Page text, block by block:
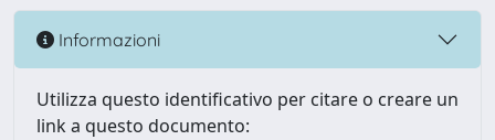
Informazioni
Utilizza questo identificativo per citare o creare un
link a questo documento: